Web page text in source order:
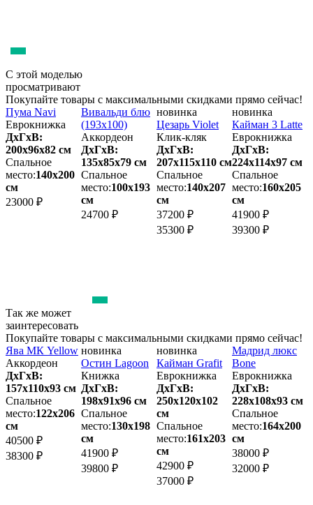
С этой моделью
просматривают
Покупайте товары с максимальными скидками прямо сейчас!
Пума Navi
Еврокнижка
ДхГхВ:
200х96x82 см
Спальное
место:140х200
см
23000 ₽
Вивальди блю
(193х100)
Аккордеон
ДхГхВ:
135х85x79 см
Спальное
место:100х193
см
24700 ₽
новинка
Цезарь Violet
Клик-кляк
ДхГхВ:
207х115x110 см
Спальное
место:140х207
см
37200 ₽
35300 ₽
новинка
Кайман 3 Latte
Еврокнижка
ДхГхВ:
224х114x97 см
Спальное
место:160х205
см
41900 ₽
39300 ₽
Так же может
заинтересовать
Покупайте товары с максимальными скидками прямо сейчас!
Ява МК Yellow
Аккордеон
ДхГхВ:
157х110x93 см
Спальное
место:122х206
см
40500 ₽
38300 ₽
новинка
Остин Lagoon
Книжка
ДхГхВ:
198х91x96 см
Спальное
место:130х198
см
41900 ₽
39800 ₽
новинка
Кайман Grafit
Еврокнижка
ДхГхВ:
250х120x102
см
Спальное
место:161х203
см
42900 ₽
37000 ₽
Мадрид люкс
Bone
Еврокнижка
ДхГхВ:
228х108x93 см
Спальное
место:164х200
см
38000 ₽
32000 ₽